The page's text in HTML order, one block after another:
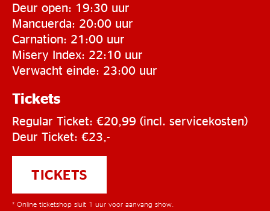
Deur open: 19:30 uur
Mancuerda: 20:00 uur
Carnation: 21:00 uur
Misery Index: 22:10 uur
Verwacht einde: 23:00 uur
Tickets
Regular Ticket: €20,99 (incl. servicekosten)
Deur Ticket: €23,-
TICKETS
* Online ticketshop sluit 1 uur voor aanvang show.